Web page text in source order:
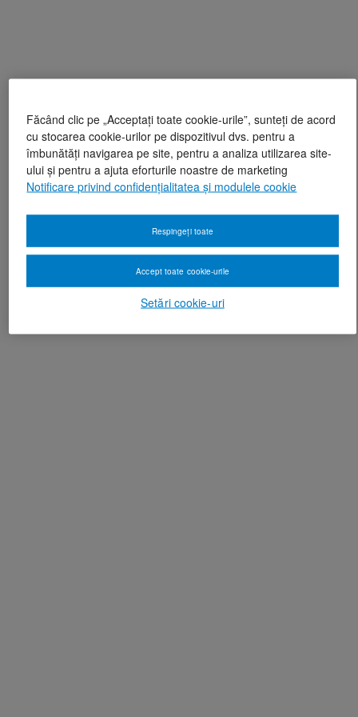
Făcând clic pe „Acceptați toate cookie-urile”, sunteți de acord
cu stocarea cookie-urilor pe dispozitivul dvs. pentru a
îmbunătăți navigarea pe site, pentru a analiza utilizarea site-
ului și pentru a ajuta eforturile noastre de marketing
Notificare privind confidențialitatea și modulele cookie
Setări cookie-uri
Respingeți toate
Accept toate cookie-urile